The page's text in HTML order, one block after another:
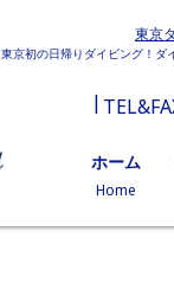
東京
東京初の日帰りダイビング！ダ
ホーム
Home